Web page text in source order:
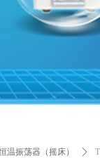
温振荡器（摇床） ꄲ